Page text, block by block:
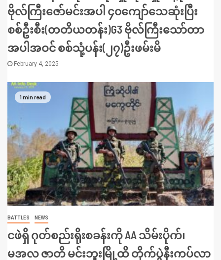
ဗိုလ်ကြီးဇော်မင်းအပါ ၄၀ကျော်သေဆုံးပြီး
စစ်ဦးစီး(တတိယတန်း)G3 ဗိုလ်ကြီးသော်တာ
အပါအဝင် စစ်သုံ့ပန်း(၂၇)ဦးဖမ်းမိ
February 4, 2025
1 min read
BATTLES NEWS
ငဖဲရှိ ဂုတ်စည်းရိုးစခန်းကို AA သိမ်းပိုက်၊
မအလ ဇာတိ မင်းဘူးမြို့ထိ တိုက်ပွဲနီးကပ်လာ